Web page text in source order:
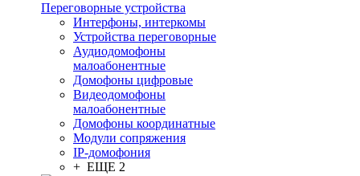
Переговорные устройства
Интерфоны, интеркомы
Устройства переговорные
Аудиодомофоны
малоабонентные
Домофоны цифровые
Видеодомофоны
малоабонентные
Домофоны координатные
Модули сопряжения
IP-домофония
+ ЕЩЕ 2